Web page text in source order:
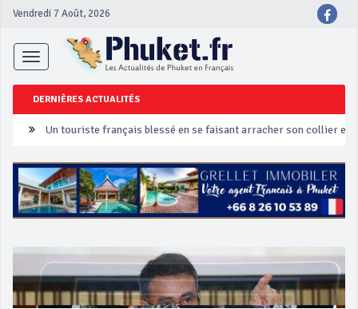
Vendredi 7 Août, 2026
Toggle
navigation
DERNIÈRES ACTUALITÉS
Un touriste français blessé en se faisant arracher son collier en
Phuket Peranakan Festival
‘Phuket Eye’ assurera la sécurité pendant Songkran
Campagne de sécurité routière ‘Seven Days of Danger’ de